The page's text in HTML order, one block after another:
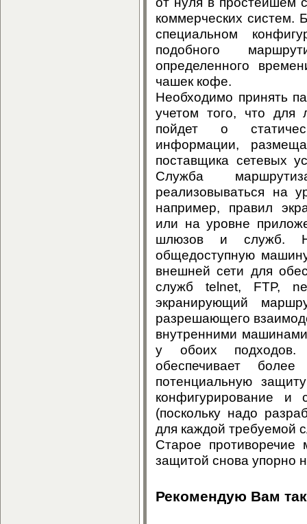
коммерческих систем.
специальном
подобного
определенного
чашек кофе.
Необходимо принять
учетом того, что для
пойдет о
информации,
поставщика сетевых
Служба
реализовываться на
например, правил
или на уровне
шлюзов и служб.
общедоступную
внешней сети для
служб telnet, FTP,
экранирующий
разрешающего
внутренними
у обоих подходов.
обеспечивает
потенциальную
конфигурирование и
(поскольку надо
для каждой требуемой
Старое противоречие
защитой снова упорно
Рекомендую Вам